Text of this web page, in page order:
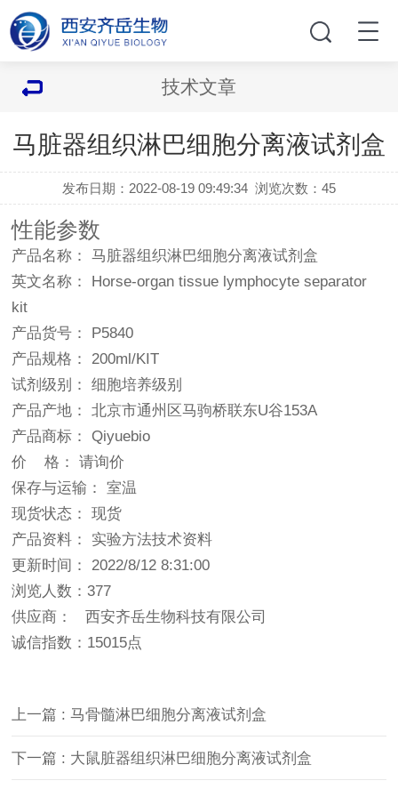
技术文章
马脏器组织淋巴细胞分离液试剂盒
发布日期：2022-08-19 09:49:34 浏览次数：45
性能参数
产品名称： 马脏器组织淋巴细胞分离液试剂盒
英文名称： Horse-organ tissue lymphocyte separator
kit
产品货号： P5840
产品规格： 200ml/KIT
试剂级别： 细胞培养级别
产品产地： 北京市通州区马驹桥联东U谷153A
产品商标： Qiyuebio
价 格： 请询价
保存与运输： 室温
现货状态： 现货
产品资料： 实验方法技术资料
更新时间： 2022/8/12 8:31:00
浏览人数：377
供应商： 西安齐岳生物科技有限公司
诚信指数： 15015点
上一篇 : 马骨髓淋巴细胞分离液试剂盒
下一篇 : 大鼠脏器组织淋巴细胞分离液试剂盒